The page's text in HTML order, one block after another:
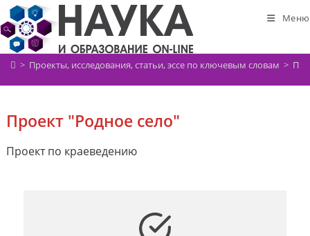
Перейти
к
содержимому
Меню
> Проекты, исследования, статьи, эссе по ключевым словам >
Проект "Родное село"
Проект по краеведению